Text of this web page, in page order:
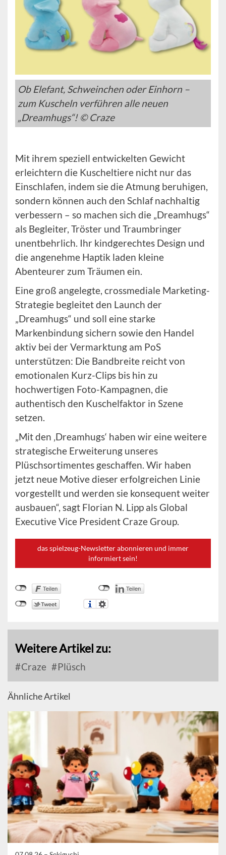
Ob Elefant, Schweinchen oder Einhorn –
zum Kuscheln verführen alle neuen
„Dreamhugs“! © Craze
Mit ihrem speziell entwickelten Gewicht
erleichtern die Kuscheltiere nicht nur das
Einschlafen, indem sie die Atmung beruhigen,
sondern können auch den Schlaf nachhaltig
verbessern – so machen sich die „Dreamhugs“
als Begleiter, Tröster und Traumbringer
unentbehrlich. Ihr kindgerechtes Design und
die angenehme Haptik laden kleine
Abenteurer zum Träumen ein.
Eine groß angelegte, crossmediale Marketing-
Strategie begleitet den Launch der
„Dreamhugs“ und soll eine starke
Markenbindung sichern sowie den Handel
aktiv bei der Vermarktung am PoS
unterstützen: Die Bandbreite reicht von
emotionalen Kurz-Clips bis hin zu
hochwertigen Foto-Kampagnen, die
authentisch den Kuschelfaktor in Szene
setzen.
„Mit den ‚Dreamhugs‘ haben wir eine weitere
strategische Erweiterung unseres
Plüschsortimentes geschaffen. Wir haben
jetzt neue Motive dieser erfolgreichen Linie
vorgestellt und werden sie konsequent weiter
ausbauen“, sagt Florian N. Lipp als Global
Executive Vice President Craze Group.
das spielzeug-Newsletter abonnieren und immer
informiert sein!
Weitere Artikel zu:
Craze Plüsch
Ähnliche Artikel